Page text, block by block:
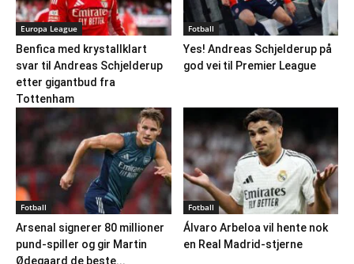
Europa League
Benfica med krystallklart
svar til Andreas Schjelderup
etter gigantbud fra
Tottenham
Fotball
Yes! Andreas Schjelderup på
god vei til Premier League
Fotball
Arsenal signerer 80 millioner
pund-spiller og gir Martin
Ødegaard de beste...
Fotball
Álvaro Arbeloa vil hente nok
en Real Madrid-stjerne